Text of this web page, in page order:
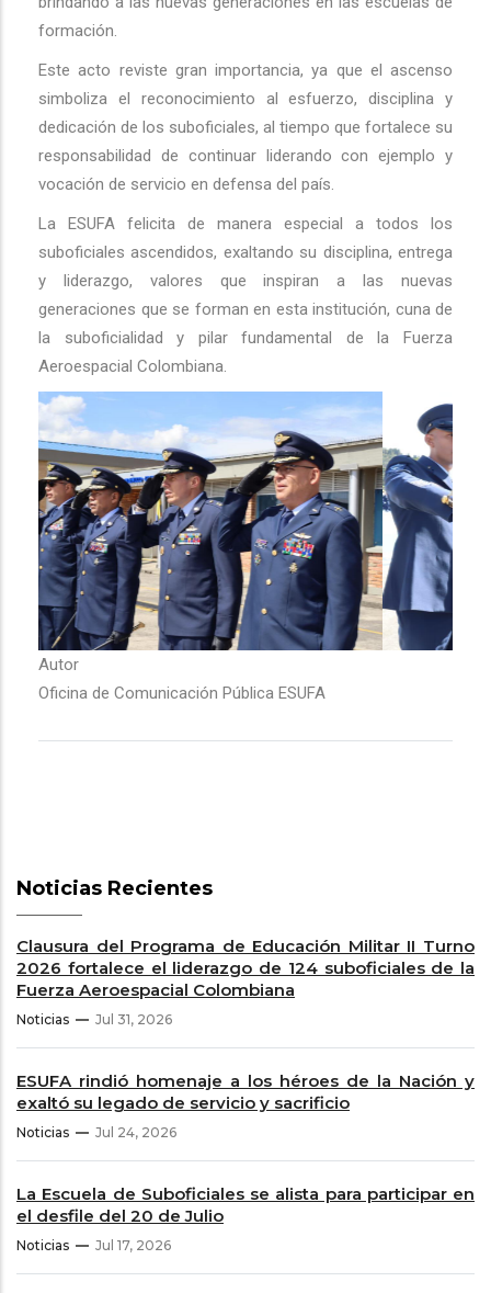
formación.
Este acto reviste gran importancia, ya que el ascenso
simboliza el reconocimiento al esfuerzo, disciplina y
dedicación de los suboficiales, al tiempo que fortalece su
responsabilidad de continuar liderando con ejemplo y
vocación de servicio en defensa del país.
La ESUFA felicita de manera especial a todos los
suboficiales ascendidos, exaltando su disciplina, entrega
y liderazgo, valores que inspiran a las nuevas
generaciones que se forman en esta institución, cuna de
la suboficialidad y pilar fundamental de la Fuerza
Aeroespacial Colombiana.
Autor
Oficina de Comunicación Pública ESUFA
Noticias Recientes
Clausura del Programa de Educación Militar II Turno
2026 fortalece el liderazgo de 124 suboficiales de la
Fuerza Aeroespacial Colombiana
Noticias Jul 31, 2026
ESUFA rindió homenaje a los héroes de la Nación y
exaltó su legado de servicio y sacrificio
Noticias Jul 24, 2026
La Escuela de Suboficiales se alista para participar en
el desfile del 20 de Julio
Noticias Jul 17, 2026